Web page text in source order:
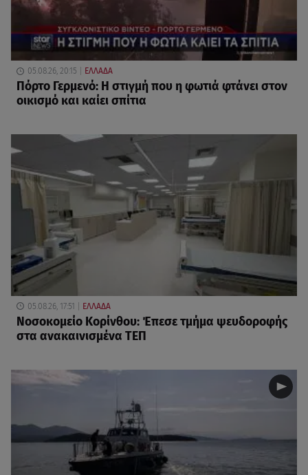
05.08.26, 20:15 ΕΛΛΑΔΑ
Πόρτο Γερμενό: Η στιγμή που η φωτιά φτάνει στον
οικισμό και καίει σπίτια
05.08.26, 17:51 ΕΛΛΑΔΑ
Νοσοκομείο Κορίνθου: Έπεσε τμήμα ψευδοροφής
στα ανακαινισμένα ΤΕΠ